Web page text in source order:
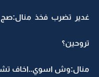
غدير تضرب فخذ منال:صج
تروحين؟
منال:وش اسوي..اخاف